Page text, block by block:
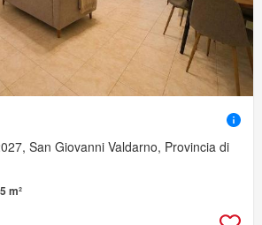
San Giovanni Valdarno, Provincia di
m²